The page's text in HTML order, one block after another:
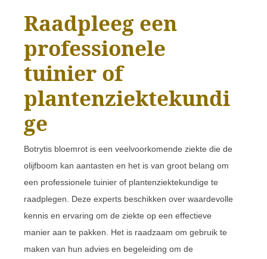
Raadpleeg een
professionele
tuinier of
plantenziektekundi
ge
Botrytis bloemrot is een veelvoorkomende ziekte die de
olijfboom kan aantasten en het is van groot belang om
een professionele tuinier of plantenziektekundige te
raadplegen. Deze experts beschikken over waardevolle
kennis en ervaring om de ziekte op een effectieve
manier aan te pakken. Het is raadzaam om gebruik te
maken van hun advies en begeleiding om de